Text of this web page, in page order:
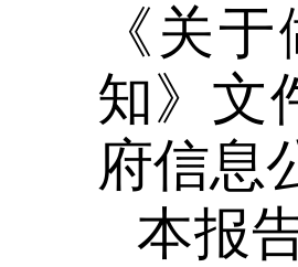
《关
知》文
府信息
本报